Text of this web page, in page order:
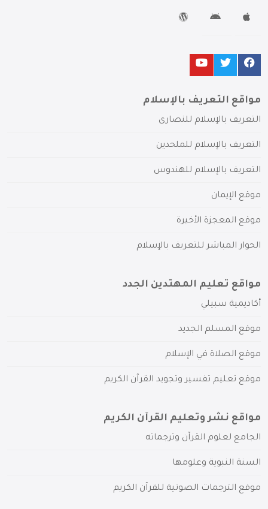
مواقع التعريف بالإسلام
التعريف بالإسلام للنصارى
التعريف بالإسلام للملحدين
التعريف بالإسلام للهندوس
موقع الإيمان
موقع المعجزة الأخيرة
الحوار المباشر للتعريف بالإسلام
مواقع تعليم المهتدين الجدد
أكاديمية سبيلي
موقع المسلم الجديد
موقع الصلاة في الإسلام
موقع تعليم تفسير وتجويد القرآن الكريم
مواقع نشر وتعليم القرآن الكريم
الجامع لعلوم القرآن وترجماته
السنة النبوية وعلومها
موقع الترجمات الصوتية للقرآن الكريم